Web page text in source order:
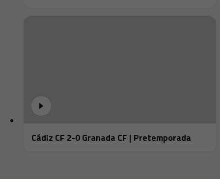
Cádiz CF 2-0 Granada CF | Pretemporada